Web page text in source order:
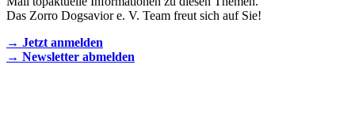
Das Zorro Dogsavior e. V. Team freut sich auf Sie!
→ Jetzt anmelden
→ Newsletter abmelden